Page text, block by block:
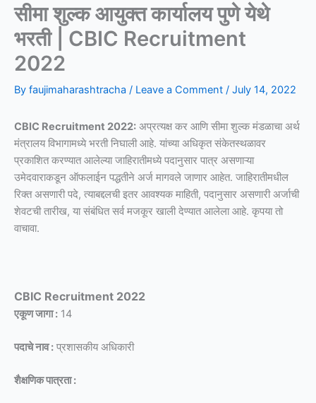
सीमा शुल्क आयुक्त कार्यालय पुणे येथे
भरती | CBIC Recruitment
2022
By faujimaharashtracha / Leave a Comment / July 14, 2022
CBIC Recruitment 2022: अप्रत्यक्ष कर आणि सीमा शुल्क मंडळाचा अर्थ
मंत्रालय विभागामध्ये भरती निघाली आहे. यांच्या अधिकृत संकेतस्थळावर
प्रकाशित करण्यात आलेल्या जाहिरातीमध्ये पदानुसार पात्र असणाऱ्या
उमेदवाराकडून ऑफलाईन पद्धतीने अर्ज मागवले जाणार आहेत. जाहिरातीमधील
रिक्त असणारी पदे, त्याबद्दलची इतर आवश्यक माहिती, पदानुसार असणारी अर्जाची
शेवटची तारीख, या संबंधित सर्व मजकूर खाली देण्यात आलेला आहे. कृपया तो
वाचावा.
CBIC Recruitment 2022
एकूण जागा : 14
पदाचे नाव : प्रशासकीय अधिकारी
शैक्षणिक पात्रता :